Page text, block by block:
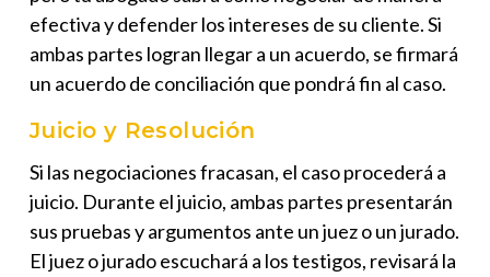
efectiva y defender los intereses de su cliente. Si
ambas partes logran llegar a un acuerdo, se firmará
un acuerdo de conciliación que pondrá fin al caso.
Juicio y Resolución
Si las negociaciones fracasan, el caso procederá a
juicio. Durante el juicio, ambas partes presentarán
sus pruebas y argumentos ante un juez o un jurado.
El juez o jurado escuchará a los testigos, revisará la